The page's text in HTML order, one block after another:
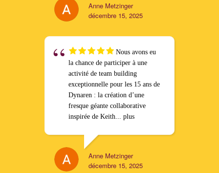
Anne Metzinger
décembre 15, 2025
Nous avons eu
la chance de participer à une
activité de team building
exceptionnelle pour les 15 ans de
Dynaren : la création d’une
fresque géante collaborative
inspirée de Keith ... plus
Anne Metzinger
décembre 15, 2025